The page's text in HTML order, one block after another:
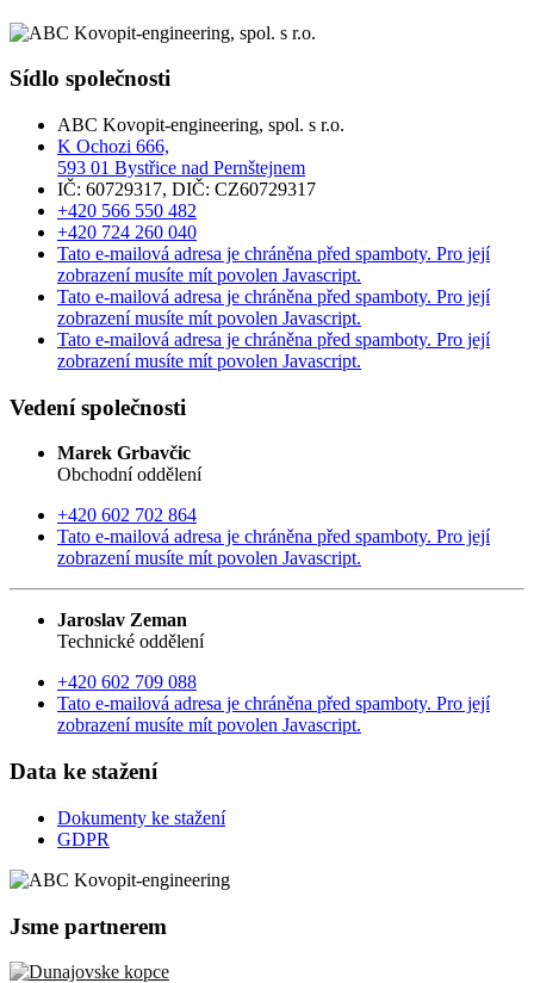
Sídlo společnosti
ABC Kovopit-engineering, spol. s r.o.
K Ochozi 666,
593 01 Bystřice nad Pernštejnem
IČ: 60729317, DIČ: CZ60729317
+420 566 550 482
+420 724 260 040
Tato e-mailová adresa je chráněna před spamboty. Pro její
zobrazení musíte mít povolen Javascript.
Tato e-mailová adresa je chráněna před spamboty. Pro její
zobrazení musíte mít povolen Javascript.
Tato e-mailová adresa je chráněna před spamboty. Pro její
zobrazení musíte mít povolen Javascript.
Vedení společnosti
Marek Grbavčic
Obchodní oddělení
+420 602 702 864
Tato e-mailová adresa je chráněna před spamboty. Pro její
zobrazení musíte mít povolen Javascript.
Jaroslav Zeman
Technické oddělení
+420 602 709 088
Tato e-mailová adresa je chráněna před spamboty. Pro její
zobrazení musíte mít povolen Javascript.
Data ke stažení
Dokumenty ke stažení
GDPR
Jsme partnerem